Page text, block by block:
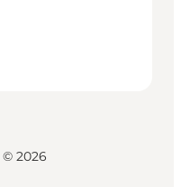
© 2026